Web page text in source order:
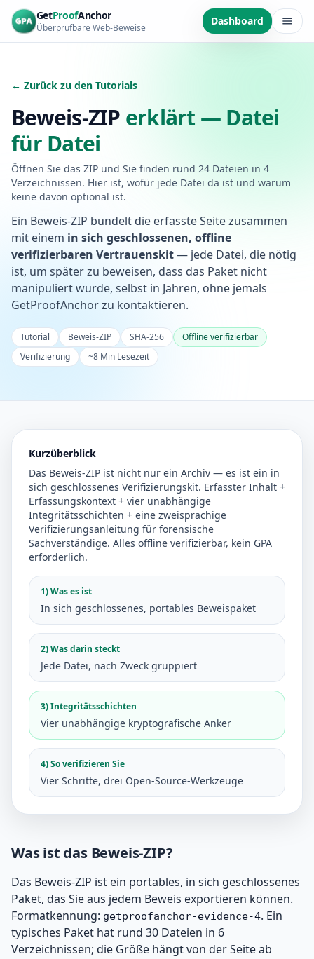
Zum Hauptinhalt springen
GetProofAnchor
Überprüfbare Web-Beweise
Dashboard
← Zurück zu den Tutorials
Beweis-ZIP erklärt — Datei
für Datei
Öffnen Sie das ZIP und Sie finden rund 24 Dateien in 4
Verzeichnissen. Hier ist, wofür jede Datei da ist und warum
keine davon optional ist.
Ein Beweis-ZIP bündelt die erfasste Seite zusammen
mit einem in sich geschlossenen, offline
verifizierbaren Vertrauenskit— jede Datei, die nötig
ist, um später zu beweisen, dass das Paket nicht
manipuliert wurde, selbst in Jahren, ohne jemals
GetProofAnchor zu kontaktieren.
Tutorial Beweis-ZIP SHA-256
Offline verifizierbar
Verifizierung
~8 Min Lesezeit
Kurzüberblick
Das Beweis-ZIP ist nicht nur ein Archiv — es ist ein in
sich geschlossenes Verifizierungskit. Erfasster Inhalt +
Erfassungskontext + vier unabhängige
Integritätsschichten + eine zweisprachige
Verifizierungsanleitung für forensische
Sachverständige. Alles offline verifizierbar, kein GPA
erforderlich.
1) Was es ist
In sich geschlossenes, portables Beweispaket
2) Was darin steckt
Jede Datei, nach Zweck gruppiert
3) Integritätsschichten
Vier unabhängige kryptografische Anker
4) So verifizieren Sie
Vier Schritte, drei Open-Source-Werkzeuge
Was ist das Beweis-ZIP?
Das Beweis-ZIP ist ein portables, in sich geschlossenes
Paket, das Sie aus jedem Beweis exportieren können.
Formatkennung: getproofanchor-evidence-4. Ein
typisches Paket hat rund 30 Dateien in 6
Verzeichnissen; die Größe hängt von der Seite ab